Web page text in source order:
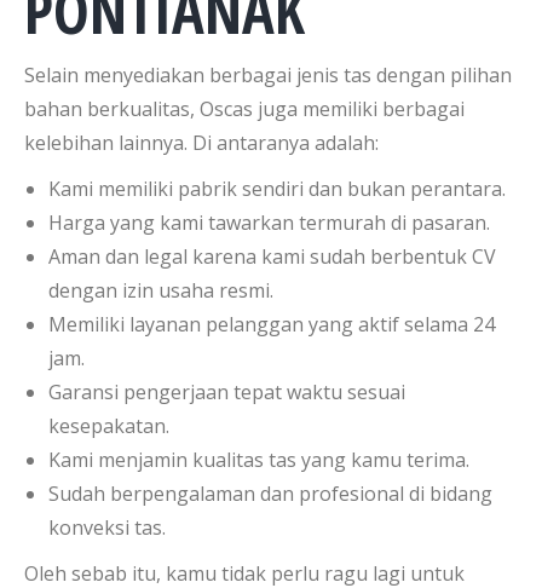
Selain menyediakan berbagai jenis tas dengan pilihan
bahan berkualitas, Oscas juga memiliki berbagai
kelebihan lainnya. Di antaranya adalah:
Kami memiliki pabrik sendiri dan bukan perantara.
Harga yang kami tawarkan termurah di pasaran.
Aman dan legal karena kami sudah berbentuk CV
dengan izin usaha resmi.
Memiliki layanan pelanggan yang aktif selama 24
jam.
Garansi pengerjaan tepat waktu sesuai
kesepakatan.
Kami menjamin kualitas tas yang kamu terima.
Sudah berpengalaman dan profesional di bidang
konveksi tas.
Oleh sebab itu, kamu tidak perlu ragu lagi untuk